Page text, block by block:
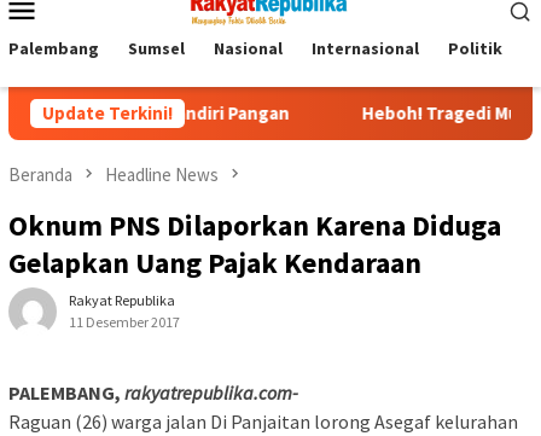
Mobile
Palembang Sumsel Nasional Internasional Politik
Update Terkini!
Mandiri Pangan Heboh! Tragedi Mutilasi di Depok:
Beranda Headline News
Oknum PNS Dilaporkan Karena Diduga
Gelapkan Uang Pajak Kendaraan
Rakyat Republika
11 Desember 2017
PALEMBANG, rakyatrepublika.com-
Raguan (26) warga jalan Di Panjaitan lorong Asegaf kelurahan